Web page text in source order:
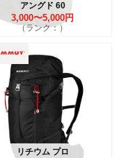
アングド 60
3,000〜5,000円
（ランク：）
リチウム プロ